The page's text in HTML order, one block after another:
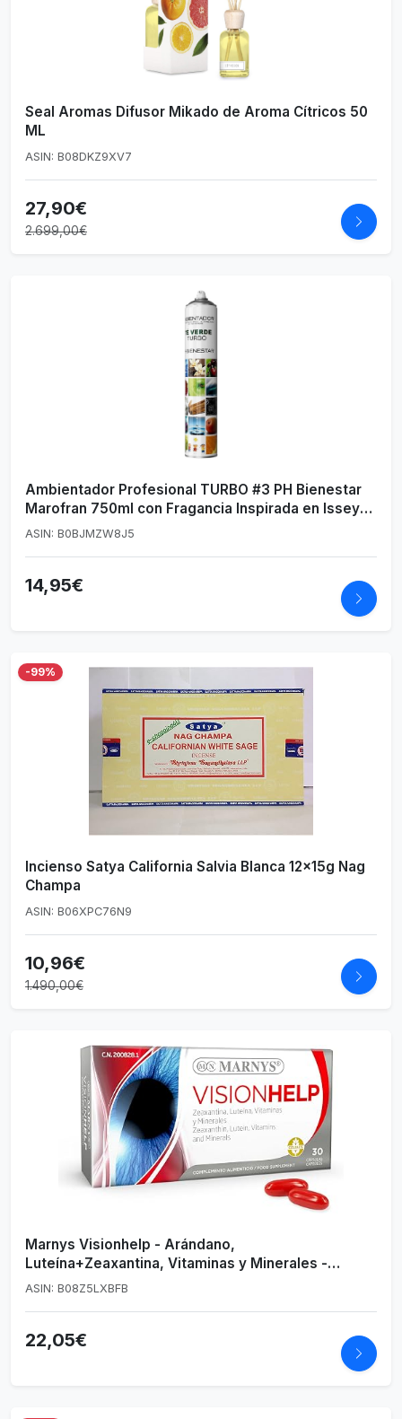
Seal Aromas Difusor Mikado de Aroma Cítricos 50
ML
ASIN: B08DKZ9XV7
27,90€
2.699,00€
Ambientador Profesional TURBO #3 PH Bienestar
Marofran 750ml con Fragancia Inspirada en Issey
Miyake
ASIN: B0BJMZW8J5
14,95€
-99%
Incienso Satya California Salvia Blanca 12x15g Nag
Champa
ASIN: B06XPC76N9
10,96€
1.490,00€
Marnys Visionhelp - Arándano,
Luteína+Zeaxantina, Vitaminas y Minerales -
Ayudan a la Salud Visual - 30 cápsulas 0
ASIN: B08Z5LXBFB
22,05€